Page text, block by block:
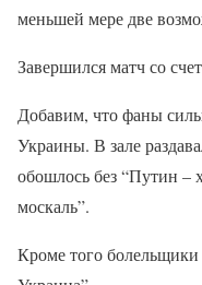
меньшей мере две
Завершился матч со
Добавим, что фаны
Украины. В зале
обошлось без “Путин –
москаль”.
Кроме того